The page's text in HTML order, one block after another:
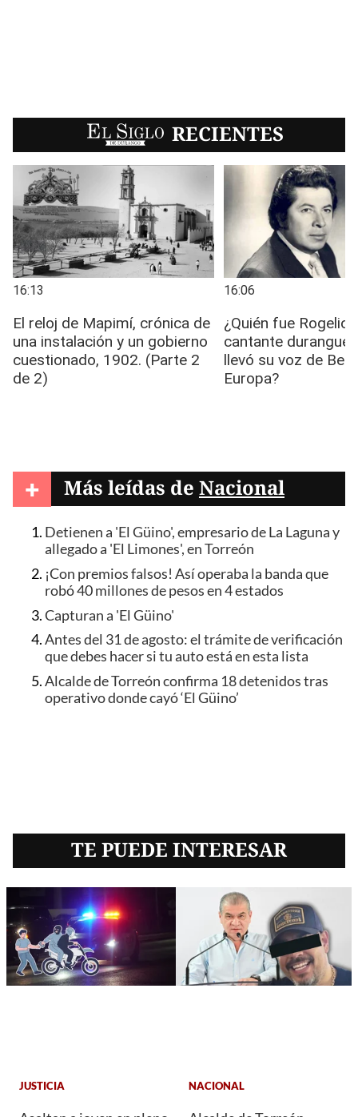
EL SIGLO RECIENTES
+ Más leídas de Nacional
Detienen a 'El Güino', empresario de La Laguna y
allegado a 'El Limones', en Torreón
¡Con premios falsos! Así operaba la banda que
robó 40 millones de pesos en 4 estados
Capturan a 'El Güino'
Antes del 31 de agosto: el trámite de verificación
que debes hacer si tu auto está en esta lista
Alcalde de Torreón confirma 18 detenidos tras
operativo donde cayó ‘El Güino’
TE PUEDE INTERESAR
JUSTICIA NACIONAL